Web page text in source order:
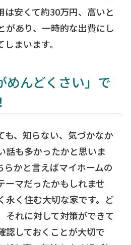
は安くて約30万円、高いと
があり、一時的な出費にし
まいます。
めんどくさい」で
も、知らない、気づかなか
話も多かったかと思いま
らかと言えばマイホームの
ーマだったかもしれませ
永く住む大切な家です。ど
それに対して対策ができて
認しておくことが大切で